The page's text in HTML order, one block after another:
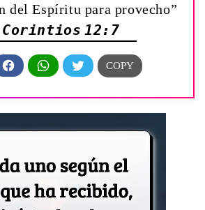
del Espíritu para provecho”
Corintios 12:7